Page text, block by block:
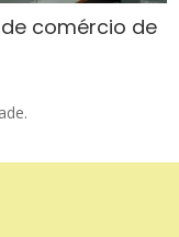
comércio de